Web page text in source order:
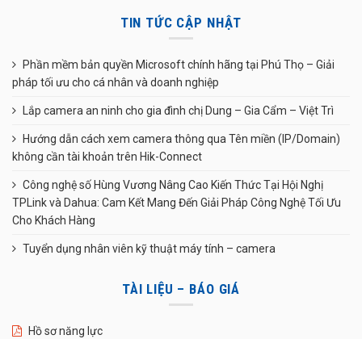
TIN TỨC CẬP NHẬT
Phần mềm bản quyền Microsoft chính hãng tại Phú Thọ – Giải
pháp tối ưu cho cá nhân và doanh nghiệp
Lắp camera an ninh cho gia đình chị Dung – Gia Cẩm – Việt Trì
Hướng dẫn cách xem camera thông qua Tên miền (IP/Domain)
không cần tài khoản trên Hik-Connect
Công nghệ số Hùng Vương Nâng Cao Kiến Thức Tại Hội Nghị
TPLink và Dahua: Cam Kết Mang Đến Giải Pháp Công Nghệ Tối Ưu
Cho Khách Hàng
Tuyển dụng nhân viên kỹ thuật máy tính – camera
TÀI LIỆU – BÁO GIÁ
Hồ sơ năng lực